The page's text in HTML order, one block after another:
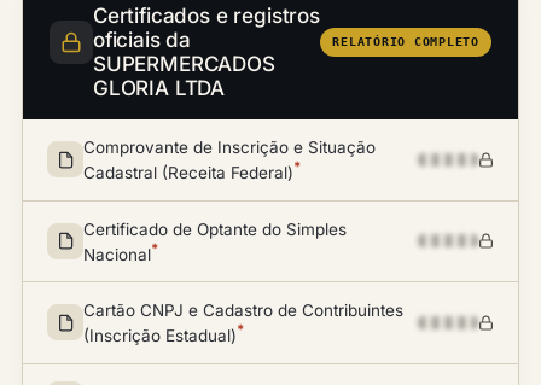
Certificados e registros
oficiais da
SUPERMERCADOS
GLORIA LTDA
RELATÓRIO COMPLETO
Comprovante de Inscrição e Situação
Cadastral (Receita Federal)*
Certificado de Optante do Simples
Nacional*
Cartão CNPJ e Cadastro de Contribuintes
(Inscrição Estadual)*